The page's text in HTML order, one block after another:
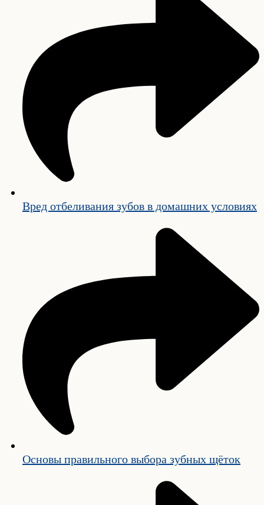
Вред отбеливания зубов в домашних условиях
Основы правильного выбора зубных щёток